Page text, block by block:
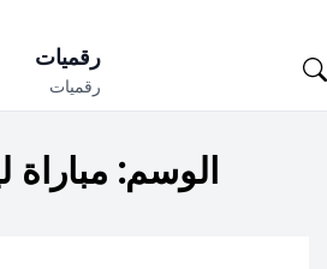
to
رقميات
رقميات
الوسم: مباراة